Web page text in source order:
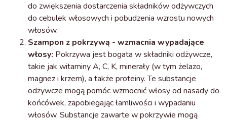
do zwiększenia dostarczenia składników odżywczych
do cebulek włosowych i pobudzenia wzrostu nowych
włosów.
Szampon z pokrzywą - wzmacnia wypadające
włosy: Pokrzywa jest bogata w składniki odżywcze,
takie jak witaminy A, C, K, minerały (w tym żelazo,
magnez i krzem), a także proteiny. Te substancje
odżywcze mogą pomóc wzmocnić włosy od nasady do
końcówek, zapobiegając łamliwości i wypadaniu
włosów. Substancje zawarte w pokrzywie mogą